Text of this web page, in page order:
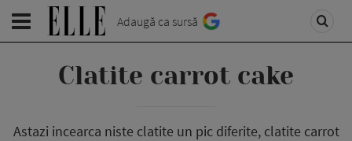
Adaugă ca sursă
Clatite carrot cake
Astazi incearca niste clatite un pic diferite, clatite carrot